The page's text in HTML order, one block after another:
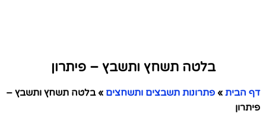
בלטה תשחץ ותשבץ – פיתרון
דף הבית » פתרונות תשבצים ותשחצים » בלטה תשחץ ותשבץ –
פיתרון